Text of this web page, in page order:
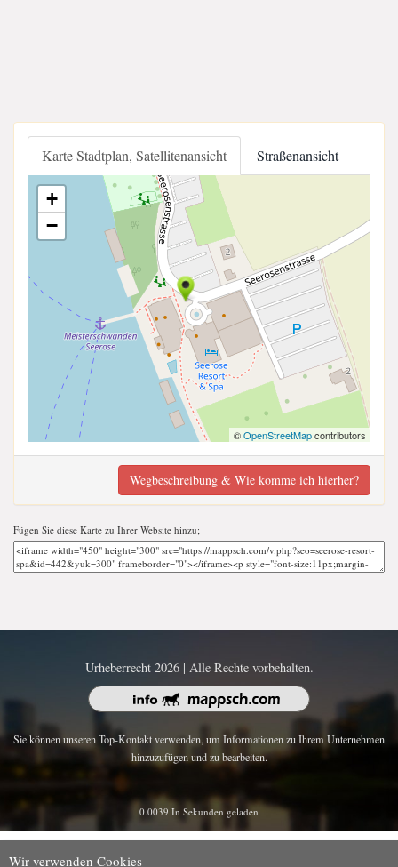
Karte Stadtplan, Satellitenansicht Straßenansicht
+
−
©OpenStreetMapcontributors
Wegbeschreibung & Wie komme ich hierher?
Fügen Sie diese Karte zu Ihrer Website hinzu;
Urheberrecht 2026 | Alle Rechte vorbehalten.
Sie können unseren Top-Kontakt verwenden, um Informationen zu Ihrem Unternehmen
hinzuzufügen und zu bearbeiten.
0.0039 In Sekunden geladen
Wir verwenden Cookies